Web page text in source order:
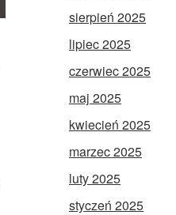
sierpień 2025
lipiec 2025
czerwiec 2025
maj 2025
kwiecień 2025
marzec 2025
luty 2025
styczeń 2025